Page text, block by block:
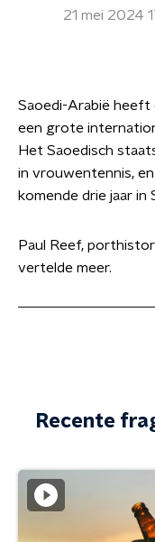
21 mei 2024
Saoedi-Arabië heeft
een grote
Het Saoedisch
in vrouwentennis,
komende drie jaar in
Paul Reef,
vertelde meer.
Recente